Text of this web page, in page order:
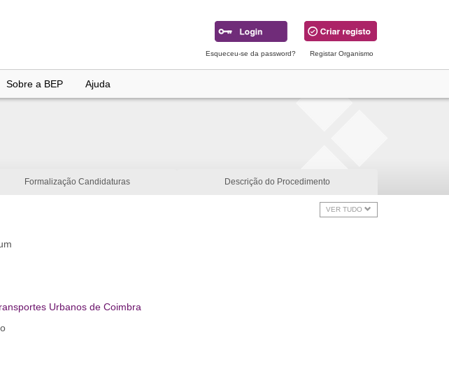
Esqueceu-se da password? Registar Organismo
Sobre a BEP Ajuda
Formalização Candidaturas Descrição do Procedimento
VER TUDO
Urbanos de Coimbra